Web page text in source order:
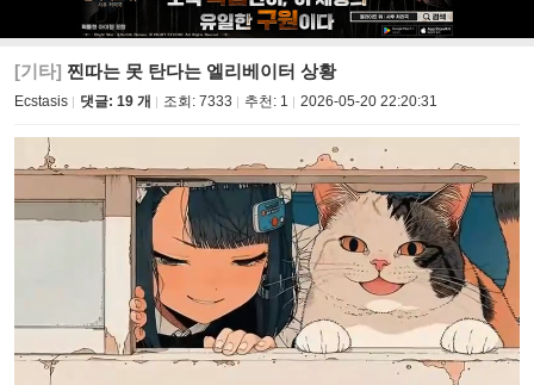
[기타] 찐따는 못 탄다는 엘리베이터 상황
Ecstasis 댓글: 19 개 조회: 7333 추천: 1 2026-05-20 22:20:31